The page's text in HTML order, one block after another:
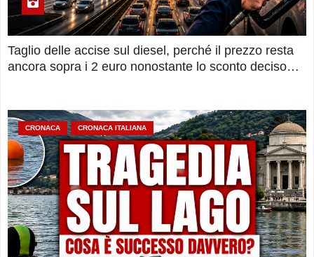
Taglio delle accise sul diesel, perché il prezzo resta
ancora sopra i 2 euro nonostante lo sconto deciso
CRONACA CRONACA ITALIANA